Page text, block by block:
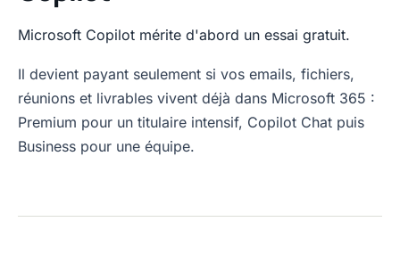
Microsoft Copilot mérite d'abord un essai gratuit.
Il devient payant seulement si vos emails, fichiers,
réunions et livrables vivent déjà dans Microsoft 365 :
Premium pour un titulaire intensif, Copilot Chat puis
Business pour une équipe.